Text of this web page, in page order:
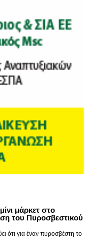
μάρκετ στο
του Πυροσβεστικού
ότι για έναν πυροσβέστη το